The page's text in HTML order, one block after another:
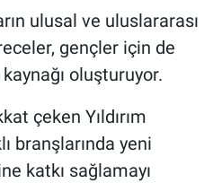
ulusal ve uluslararası
gençler için de
oluşturuyor.
çeken Yıldırım
branşlarında yeni
katkı sağlamayı